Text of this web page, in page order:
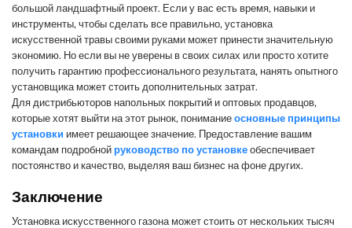
большой ландшафтный проект. Если у вас есть время, навыки и
инструменты, чтобы сделать все правильно, установка
искусственной травы своими руками может принести значительную
экономию. Но если вы не уверены в своих силах или просто хотите
получить гарантию профессионального результата, нанять опытного
установщика может стоить дополнительных затрат.
Для дистрибьюторов напольных покрытий и оптовых продавцов,
которые хотят выйти на этот рынок, понимание основные принципы
установки имеет решающее значение. Предоставление вашим
командам подробной руководство по установке обеспечивает
постоянство и качество, выделяя ваш бизнес на фоне других.
Заключение
Установка искусственного газона может стоить от нескольких тысяч